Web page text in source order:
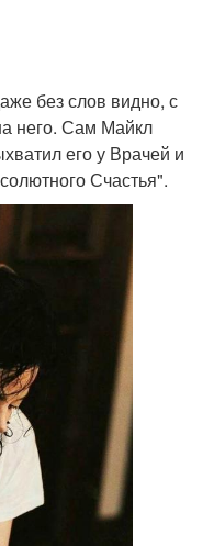
без слов видно, с
него. Сам Майкл
его у Врачей и
Счастья".